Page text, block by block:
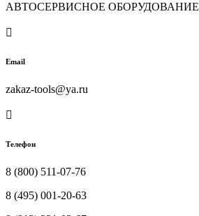
АВТОСЕРВИСНОЕ ОБОРУДОВАНИЕ

Email
zakaz-tools@ya.ru

Телефон
8 (800) 511-07-76
8 (495) 001-20-63